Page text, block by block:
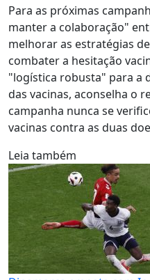
Para as próximas
manter a colaboração"
melhorar as estratégias
combater a hesitação
"logística robusta" para a
das vacinas, aconselha o
campanha nunca se
vacinas contra as duas
Leia também